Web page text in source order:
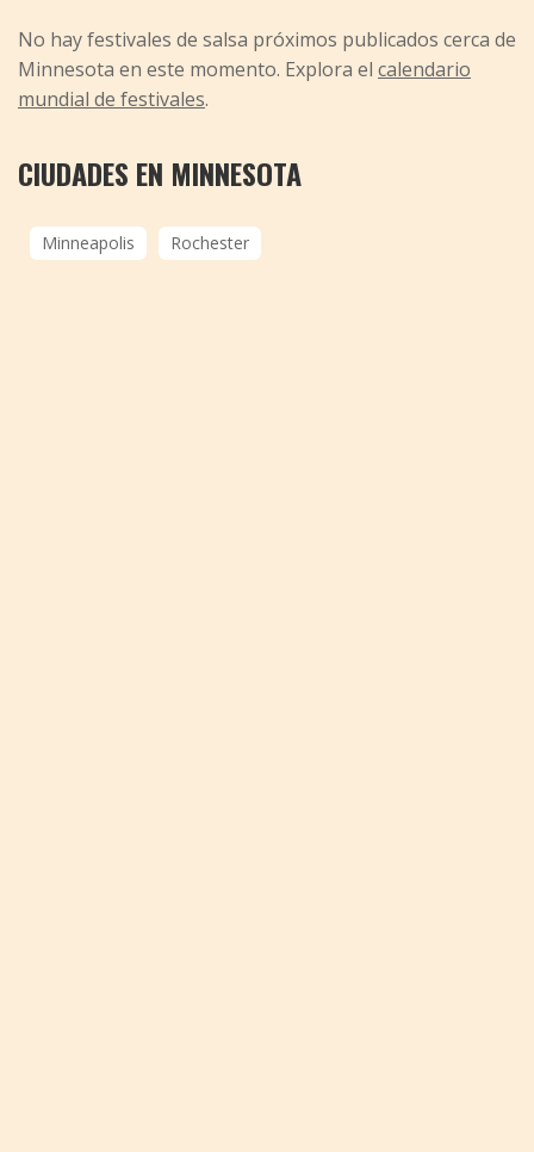
No hay festivales de salsa próximos publicados cerca de
Minnesota en este momento. Explora el calendario
mundial de festivales.
CIUDADES EN MINNESOTA
Minneapolis Rochester